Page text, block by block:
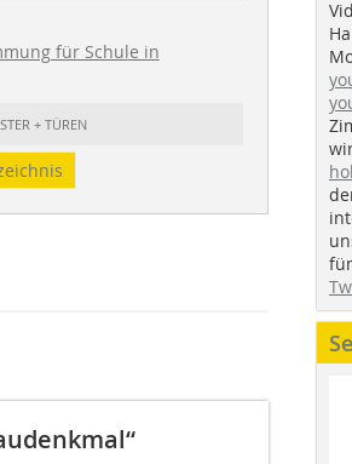
für Schule in
+ TÜREN